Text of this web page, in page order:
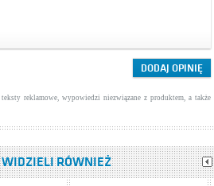
reklamowe, wypowiedzi niezwiązane z produktem, a także
WIDZIELI RÓWNIEŻ